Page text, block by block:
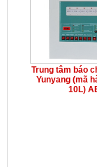
Trung tâm báo
Yunyang (mã
10L)